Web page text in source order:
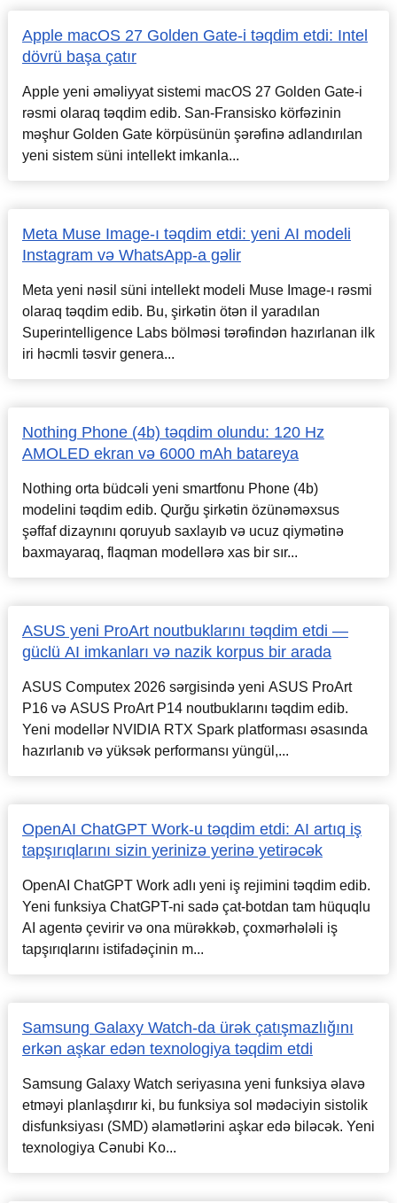
Apple macOS 27 Golden Gate-i təqdim etdi: Intel
dövrü başa çatır
Apple yeni əməliyyat sistemi macOS 27 Golden Gate-i
rəsmi olaraq təqdim edib. San-Fransisko körfəzinin
məşhur Golden Gate körpüsünün şərəfinə adlandırılan
yeni sistem süni intellekt imkanla...
Meta Muse Image-ı təqdim etdi: yeni AI modeli
Instagram və WhatsApp-a gəlir
Meta yeni nəsil süni intellekt modeli Muse Image-ı rəsmi
olaraq təqdim edib. Bu, şirkətin ötən il yaradılan
Superintelligence Labs bölməsi tərəfindən hazırlanan ilk
iri həcmli təsvir genera...
Nothing Phone (4b) təqdim olundu: 120 Hz
AMOLED ekran və 6000 mAh batareya
Nothing orta büdcəli yeni smartfonu Phone (4b)
modelini təqdim edib. Qurğu şirkətin özünəməxsus
şəffaf dizaynını qoruyub saxlayıb və ucuz qiymətinə
baxmayaraq, flaqman modellərə xas bir sır...
ASUS yeni ProArt noutbuklarını təqdim etdi —
güclü AI imkanları və nazik korpus bir arada
ASUS Computex 2026 sərgisində yeni ASUS ProArt
P16 və ASUS ProArt P14 noutbuklarını təqdim edib.
Yeni modellər NVIDIA RTX Spark platforması əsasında
hazırlanıb və yüksək performansı yüngül,...
OpenAI ChatGPT Work-u təqdim etdi: AI artıq iş
tapşırıqlarını sizin yerinizə yerinə yetirəcək
OpenAI ChatGPT Work adlı yeni iş rejimini təqdim edib.
Yeni funksiya ChatGPT-ni sadə çat-botdan tam hüquqlu
AI agentə çevirir və ona mürəkkəb, çoxmərhələli iş
tapşırıqlarını istifadəçinin m...
Samsung Galaxy Watch-da ürək çatışmazlığını
erkən aşkar edən texnologiya təqdim etdi
Samsung Galaxy Watch seriyasına yeni funksiya əlavə
etməyi planlaşdırır ki, bu funksiya sol mədəciyin sistolik
disfunksiyası (SMD) əlamətlərini aşkar edə biləcək. Yeni
texnologiya Cənubi Ko...